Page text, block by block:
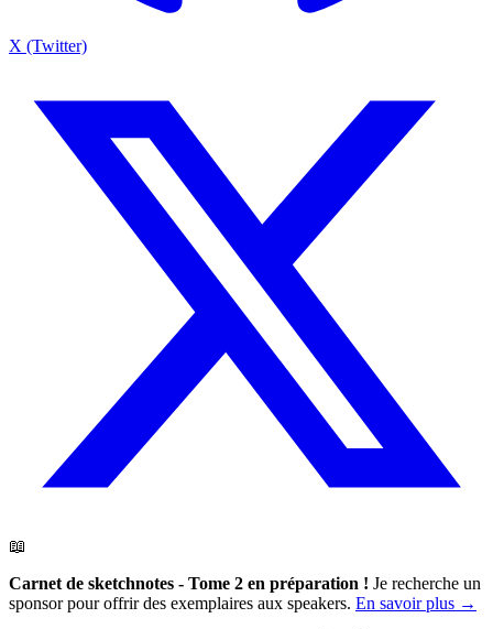
X (Twitter)
📖
Carnet de sketchnotes - Tome 2 en préparation ! Je recherche un
sponsor pour offrir des exemplaires aux speakers. En savoir plus →